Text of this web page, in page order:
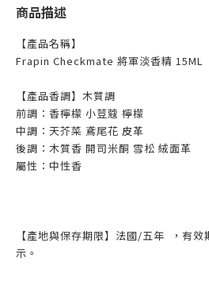
商品描述
【產品名稱】
Frapin Checkmate 將軍淡香精 15ML
【產品香調】木質調
前調：香檸檬 小荳蔻 檸檬
中調：天芥菜 鳶尾花 皮革
後調：木質香 開司米酮 雪松 絨面革
屬性：中性香
【產地與保存期限】法國/五年 ，有
示。